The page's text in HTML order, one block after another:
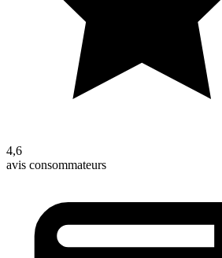
4,6
avis consommateurs